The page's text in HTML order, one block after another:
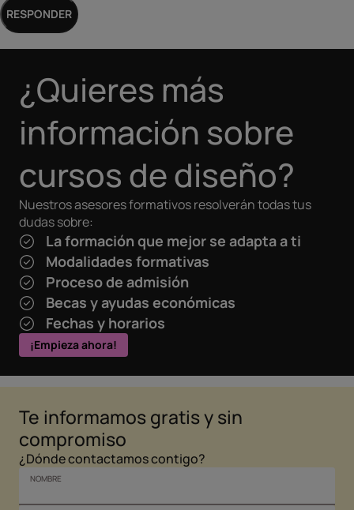
NOMBRE
AÑADE AQUÍ TU COMENTARIO
EMAIL
NOMBRE
ENVIAR COMENTARIO CANCELAR
RESPONDER
¿Quieres más
información sobre
cursos de diseño?
Nuestros asesores formativos resolverán todas tus
dudas sobre:
La formación que mejor se adapta a ti
Modalidades formativas
Proceso de admisión
Becas y ayudas económicas
Fechas y horarios
¡Empieza ahora!
Te informamos gratis y sin
compromiso
¿Dónde contactamos contigo?
NOMBRE